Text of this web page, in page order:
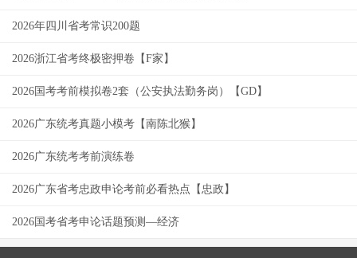
2026年四川省考常识200题
2026浙江省考终极密押卷【F家】
2026国考考前模拟卷2套（公安执法勤务岗）【GD】
2026广东统考真题小模考【南陈北猴】
2026广东统考考前演练卷
2026广东省考忠政申论考前必看热点【忠政】
2026国考省考申论话题预测—经济